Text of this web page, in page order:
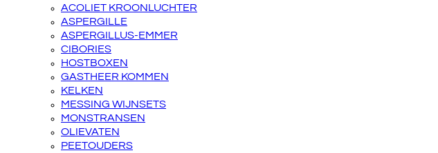
ACOLIET KROONLUCHTER
ASPERGILLE
ASPERGILLUS-EMMER
CIBORIES
HOSTBOXEN
GASTHEER KOMMEN
KELKEN
MESSING WIJNSETS
MONSTRANSEN
OLIEVATEN
PEETOUDERS